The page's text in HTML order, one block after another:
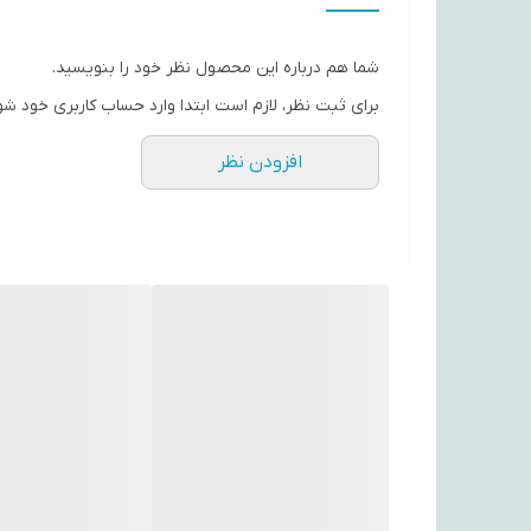
نوع ریموت کنترل
امکانات ریموت کنترل
سایر توضیحات
شما هم درباره این محصول نظر خود را بنویسید.
برای ثبت نظر، لازم است ابتدا وارد حساب کاربری خود
افزودن نظر